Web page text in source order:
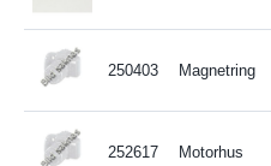
250403 Magnetring
252617 Motorhus